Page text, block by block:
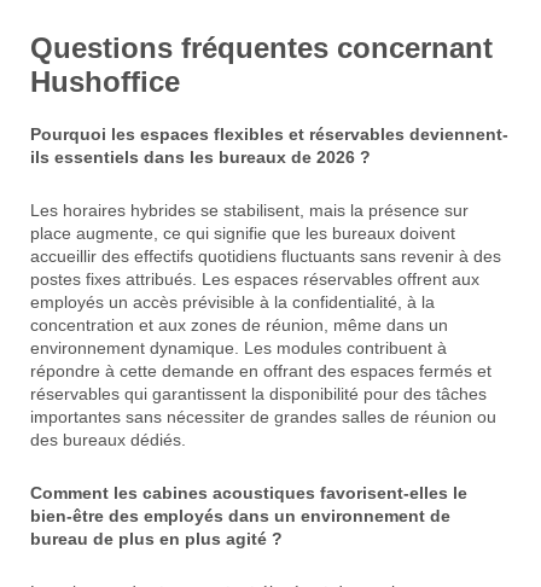
Questions fréquentes concernant
Hushoffice
Pourquoi les espaces flexibles et réservables deviennent-
ils essentiels dans les bureaux de 2026 ?
Les horaires hybrides se stabilisent, mais la présence sur
place augmente, ce qui signifie que les bureaux doivent
accueillir des effectifs quotidiens fluctuants sans revenir à des
postes fixes attribués. Les espaces réservables offrent aux
employés un accès prévisible à la confidentialité, à la
concentration et aux zones de réunion, même dans un
environnement dynamique. Les modules contribuent à
répondre à cette demande en offrant des espaces fermés et
réservables qui garantissent la disponibilité pour des tâches
importantes sans nécessiter de grandes salles de réunion ou
des bureaux dédiés.
Comment les cabines acoustiques favorisent-elles le
bien-être des employés dans un environnement de
bureau de plus en plus agité ?